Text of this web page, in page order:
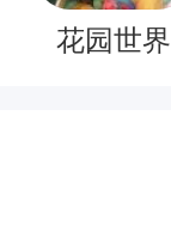
花园世界